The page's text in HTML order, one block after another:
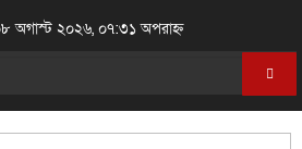
অগাস্ট ২০২৬, ০৭:৩১ অপরাহ্ন